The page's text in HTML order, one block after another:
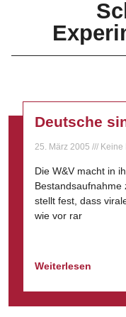
Deutsche
25. März 2005 Keine
Die W&V macht in
Bestandsaufnahme
stellt fest, dass
wie vor rar
Weiterlesen